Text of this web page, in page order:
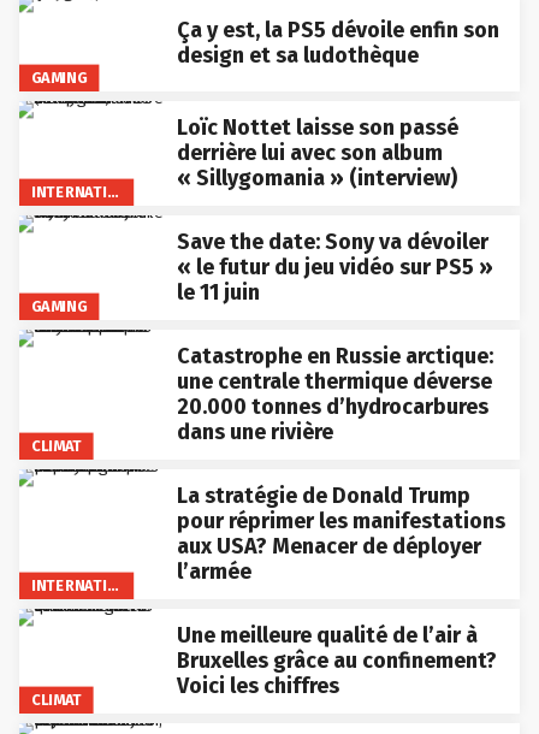
GAMING
Ça y est, la PS5 dévoile enfin son
design et sa ludothèque
INTERNATIONAL
Loïc Nottet laisse son passé
derrière lui avec son album
« Sillygomania » (interview)
GAMING
Save the date: Sony va dévoiler
« le futur du jeu vidéo sur PS5 »
le 11 juin
CLIMAT
Catastrophe en Russie arctique:
une centrale thermique déverse
20.000 tonnes d’hydrocarbures
dans une rivière
INTERNATIONAL
La stratégie de Donald Trump
pour réprimer les manifestations
aux USA? Menacer de déployer
l’armée
CLIMAT
Une meilleure qualité de l’air à
Bruxelles grâce au confinement?
Voici les chiffres